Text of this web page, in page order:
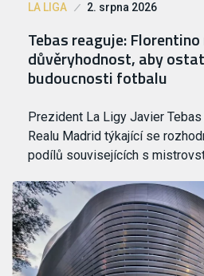
LA LIGA 2. srpna 2026
Tebas reaguje:
důvěryhodnost, aby
budoucnosti fotbalu
Prezident La Ligy Javier
Realu Madrid týkající se
podílů souvisejících s